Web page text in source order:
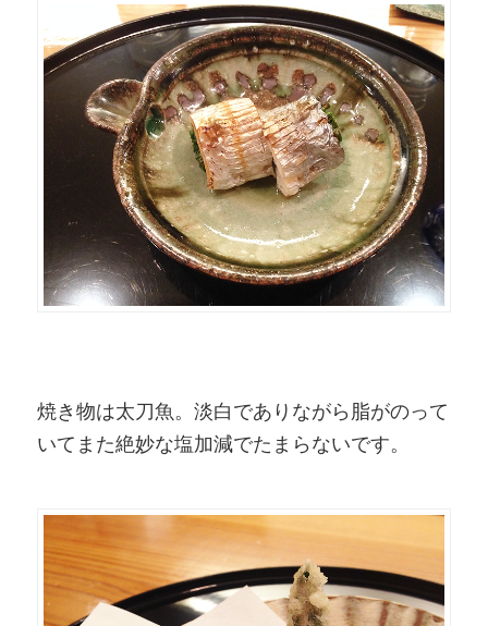
焼き物は太刀魚。淡白でありながら脂がのって
いてまた絶妙な塩加減でたまらないです。